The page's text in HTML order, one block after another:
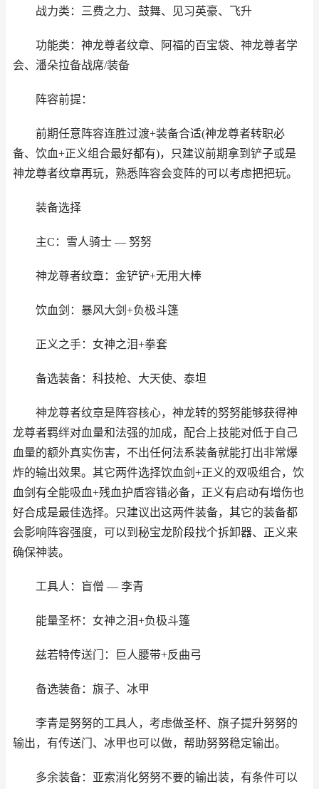
战力类：三费之力、鼓舞、见习英豪、飞升
功能类：神龙尊者纹章、阿福的百宝袋、神龙尊者学
会、潘朵拉备战席/装备
阵容前提：
前期任意阵容连胜过渡+装备合适(神龙尊者转职必
备、饮血+正义组合最好都有)，只建议前期拿到铲子或是
神龙尊者纹章再玩，熟悉阵容会变阵的可以考虑把把玩。
装备选择
主C：雪人骑士 — 努努
神龙尊者纹章：金铲铲+无用大棒
饮血剑：暴风大剑+负极斗篷
正义之手：女神之泪+拳套
备选装备：科技枪、大天使、泰坦
神龙尊者纹章是阵容核心，神龙转的努努能够获得神
龙尊者羁绊对血量和法强的加成，配合上技能对低于自己
血量的额外真实伤害，不出任何法系装备就能打出非常爆
炸的输出效果。其它两件选择饮血剑+正义的双吸组合，饮
血剑有全能吸血+残血护盾容错必备，正义有启动有增伤也
好合成是最佳选择。只建议出这两件装备，其它的装备都
会影响阵容强度，可以到秘宝龙阶段找个拆卸器、正义来
确保神装。
工具人：盲僧 — 李青
能量圣杯：女神之泪+负极斗篷
兹若特传送门：巨人腰带+反曲弓
备选装备：旗子、冰甲
李青是努努的工具人，考虑做圣杯、旗子提升努努的
输出，有传送门、冰甲也可以做，帮助努努稳定输出。
多余装备：亚索消化努努不要的输出装，有条件可以